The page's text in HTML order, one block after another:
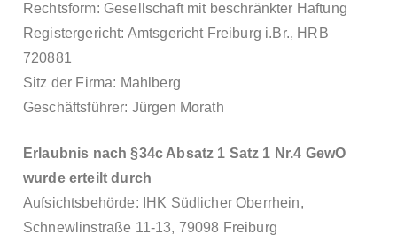
Rechtsform: Gesellschaft mit beschränkter Haftung
Registergericht: Amtsgericht Freiburg i.Br., HRB
720881
Sitz der Firma: Mahlberg
Geschäftsführer: Jürgen Morath
Erlaubnis nach §34c Absatz 1 Satz 1 Nr.4 GewO
wurde erteilt durch
Aufsichtsbehörde: IHK Südlicher Oberrhein,
Schnewlinstraße 11-13, 79098 Freiburg